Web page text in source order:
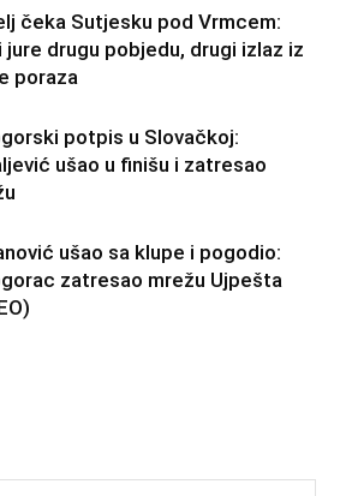
čeka Sutjesku pod Vrmcem:
jure drugu pobjedu, drugi izlaz iz
poraza
potpis u Slovačkoj:
ušao u finišu i zatresao
ušao sa klupe i pogodio:
zatresao mrežu Ujpešta